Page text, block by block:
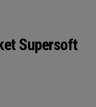
Supersoft